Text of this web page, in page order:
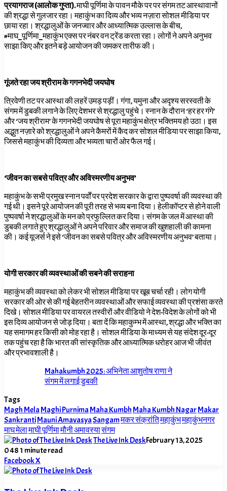
प्रयागराज (आलोक गुप्ता).माघी पूर्णिमा के पावन मौके पर पर संगम तट आस्थावानों
की श्रद्धा से गुलजार रहा। महाकुंभ का दिव्य और भव्य नज़ारा सोशल मीडिया पर
छाया रहा। श्रद्धालुओं के जनज्वार और आध्यात्मिक उल्लास के बीच,
#माघ_पूर्णिमा_महाकुंभ एक्स पर नंबर वन ट्रेंड करता रहा। लोगों ने अपने अनुभव
साझा किए और इतने बड़े आयोजन की जमकर तारीफ की।
गूंजते रहा जय श्रीराम के गगनभेदी जयघोष
त्रिवेणी तट पर आस्था की लहरें उमड़ पड़ीं। गंगा, यमुना और अदृश्य सरस्वती के
संगम में डुबकी लगाने के लिए देशभर से श्रद्धालु पहुंचे। स्नान के दौरान ‘हर हर गंगे’
और ‘जय श्रीराम’ के गगनभेदी जयघोष से पूरा महाकुंभ क्षेत्र भक्तिमय हो उठा। इस
अद्भुत नज़ारे को श्रद्धालुओं ने अपने कैमरों में कैद कर सोशल मीडिया पर साझा किया,
जिससे महाकुंभ की दिव्यता और भव्यता चारों ओर फैल गई।
‘जीवन का सबसे पवित्र और अविस्मरणीय अनुभव’
महाकुंभ के सभी प्रमुख स्नान पर्वों पर प्रदेश सरकार के द्वारा पुष्पवर्षा की व्यवस्था की
गई थी। इसने पूरे आयोजन की पूरी तरह से भव्य बना दिया। हेलीकॉप्टर से होने वाली
पुष्पवर्षा ने श्रद्धालुओं के मन को प्रफुल्लित कर दिया। संगम के जल में आस्था की
डुबकी लगाते हुए श्रद्धालुओं ने अपने परिवार और समाज की खुशहाली की कामना
की। कई यूजर्स ने इसे ‘जीवन का सबसे पवित्र और अविस्मरणीय अनुभव’ बताया।
योगी सरकार की व्यवस्थाओं की सबने की सराहना
महाकुंभ की व्यवस्था को लेकर भी सोशल मीडिया पर खूब चर्चा रही। लोग योगी
सरकार की ओर से की गई बेहतरीन व्यवस्थाओं और सफाई व्यवस्था की प्रशंसा करते
दिखे। सोशल मीडिया पर वायरल तस्वीरों और वीडियो ने देश-विदेश के लोगों को भी
इस दिव्य आयोजन से जोड़ दिया। बता दें कि महाकुम्भ में आस्था, श्रद्धा और भक्ति का
यह समागम हर किसी को मोह रहा है। सोशल मीडिया के माध्यम से यह संदेश दूर-दूर
तक पहुंच रहा है कि भारत की सांस्कृतिक और आध्यात्मिक धरोहर आज भी जीवंत
और प्रभावशाली है।
Mahakumbh 2025: अभिनेता आशुतोष राणा ने
संगम में लगाई डुबकी
Tags
Magh MelaMaghi PurnimaMaha Kumbh Maha Kumbh NagarMakar
SankrantiMauni AmavasyaSangamमकर संक्रांतिमहाकुंभमहाकुंभनगर
माघ मेलामाघी पूर्णिमामौनी अमावस्यासंगम
The Live Ink DeskFebruary 13, 2025
0481 minute read
FacebookXLinkedIn
Tumblr
Pinterest
Reddit
VKontakte
Share
via
Print